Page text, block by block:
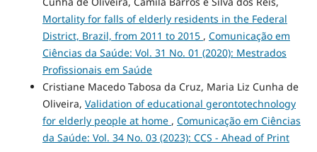
Mortality for falls of elderly residents in the Federal
District, Brazil, from 2011 to 2015 , Comunicação em
Ciências da Saúde: Vol. 31 No. 01 (2020): Mestrados
Profissionais em Saúde
Cristiane Macedo Tabosa da Cruz, Maria Liz Cunha de
Oliveira, Validation of educational gerontotechnology
for elderly people at home , Comunicação em Ciências
da Saúde: Vol. 34 No. 03 (2023): CCS - Ahead of Print